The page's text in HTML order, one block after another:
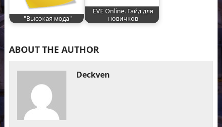
"Высокая мода"
EVE Online. Гайд для
новичков
ABOUT THE AUTHOR
Deckven